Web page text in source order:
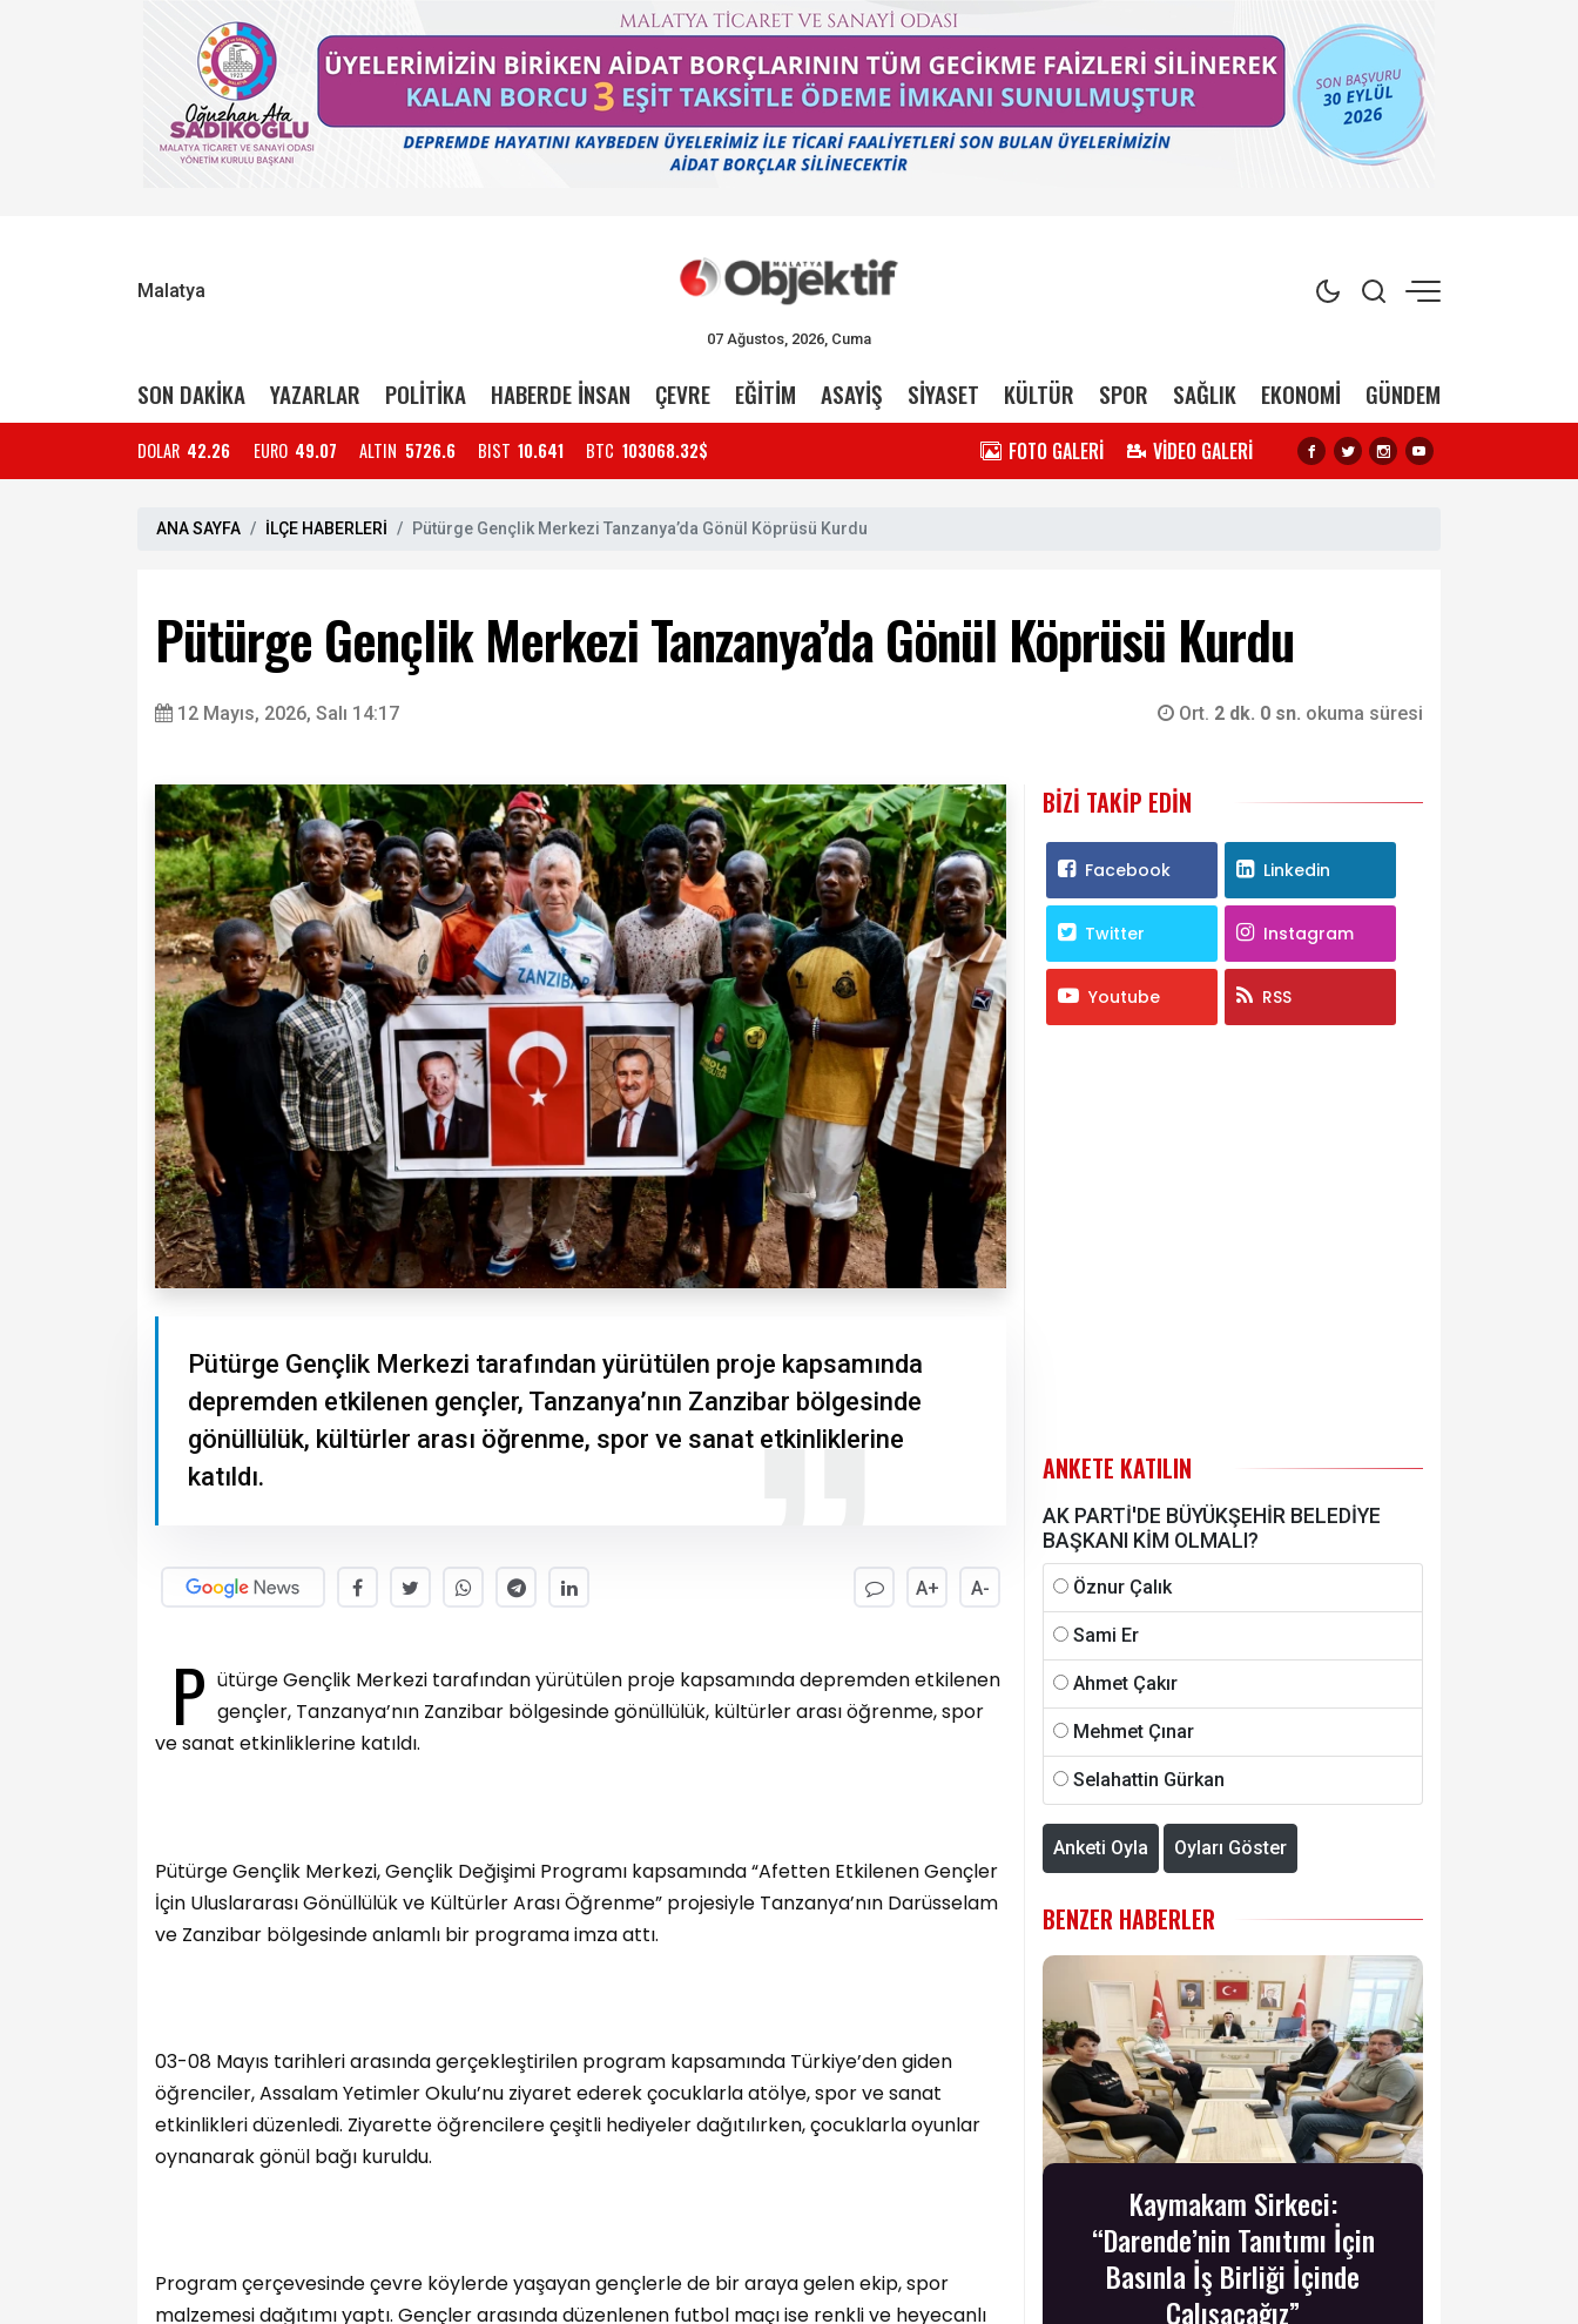
Malatya
07 Ağustos, 2026, Cuma
SON DAKİKA YAZARLAR POLİTİKA HABERDE İNSAN ÇEVRE EĞİTİM ASAYİŞ SİYASET KÜLTÜR SPOR SAĞLIK EKONOMİ GÜNDEM
DOLAR 42.26 EURO 49.07 ALTIN 5726.6 BIST 10.641 BTC 103068.32$ FOTO GALERİ VİDEO GALERİ
ANA SAYFA İLÇE HABERLERİ Pütürge Gençlik Merkezi Tanzanya’da Gönül Köprüsü Kurdu
Pütürge Gençlik Merkezi Tanzanya’da Gönül Köprüsü Kurdu
12 Mayıs, 2026, Salı 14:17 Ort. 2 dk. 0 sn. okuma süresi
Pütürge Gençlik Merkezi tarafından yürütülen proje kapsamında
depremden etkilenen gençler, Tanzanya’nın Zanzibar bölgesinde
gönüllülük, kültürler arası öğrenme, spor ve sanat etkinliklerine
katıldı.
A+ A-
P ütürge Gençlik Merkezi tarafından yürütülen proje kapsamında depremden etkilenen
gençler, Tanzanya’nın Zanzibar bölgesinde gönüllülük, kültürler arası öğrenme, spor
ve sanat etkinliklerine katıldı.
Pütürge Gençlik Merkezi, Gençlik Değişimi Programı kapsamında “Afetten Etkilenen Gençler
İçin Uluslararası Gönüllülük ve Kültürler Arası Öğrenme” projesiyle Tanzanya’nın Darüsselam
ve Zanzibar bölgesinde anlamlı bir programa imza attı.
03-08 Mayıs tarihleri arasında gerçekleştirilen program kapsamında Türkiye’den giden
öğrenciler, Assalam Yetimler Okulu’nu ziyaret ederek çocuklarla atölye, spor ve sanat
etkinlikleri düzenledi. Ziyarette öğrencilere çeşitli hediyeler dağıtılırken, çocuklarla oyunlar
oynanarak gönül bağı kuruldu.
Program çerçevesinde çevre köylerde yaşayan gençlerle de bir araya gelen ekip, spor
malzemesi dağıtımı yaptı. Gençler arasında düzenlenen futbol maçı ise renkli ve heyecanlı
BIZI TAKIP EDIN
Facebook Linkedin
Twitter Instagram
Youtube RSS
ANKETE KATILIN
AK PARTİ'DE BÜYÜKŞEHİR BELEDİYE
BAŞKANI KİM OLMALI?
Öznur Çalık
Sami Er
Ahmet Çakır
Mehmet Çınar
Selahattin Gürkan
Anketi Oyla Oyları Göster
BENZER HABERLER
Kaymakam Sirkeci:
“Darende’nin Tanıtımı İçin
Basınla İş Birliği İçinde
Çalışacağız”